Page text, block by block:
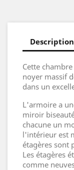
Description
Cette
noyer massif
dans un
L'armoire a
miroir
chacune un
l'intérieur est
étagères sont
Les étagères
comme